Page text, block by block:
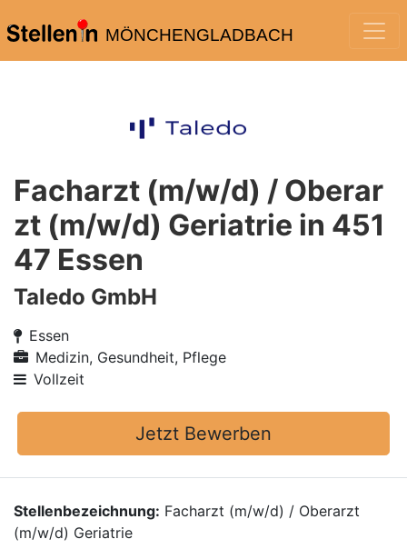
MÖNCHENGLADBACH
Facharzt (m/w/d) / Oberar
zt (m/w/d) Geriatrie in 451
47 Essen
Taledo GmbH
Essen
Medizin, Gesundheit, Pflege
Vollzeit
Jetzt Bewerben
Stellenbezeichnung: Facharzt (m/w/d) / Oberarzt
(m/w/d) Geriatrie